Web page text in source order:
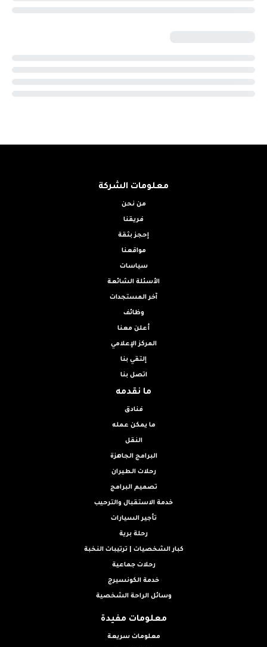
معلومات الشركة
من نحن
فريقنا
إحجز بثقة
مواقعنا
سياسات
الأسئلة الشائعة
آخر المستجدات
وظائف
أعلن معنا
المركز الإعلامي
إلتقي بنا
اتصل بنا
ما نقدمه
فنادق
ما يمكن عمله
النقل
البرامج الجاهزة
رحلات الطيران
تصميم البرامج
خدمة الاستقبال والترحيب
تأجير السيارات
رحلة برية
كبار الشخصيات | ترتيبات النخبة
رحلات جماعية
خدمة الكونسيرج
وسائل الراحة الشخصية
معلومات مفيدة
معلومات سريعة